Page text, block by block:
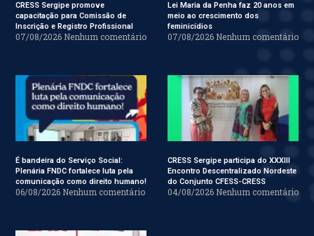
CRESS Sergipe promove
capacitação para Comissão de
Inscrição e Registro Profissional
07/08/2026 Nenhum comentário
Lei Maria da Penha faz 20 anos em
meio ao crescimento dos
feminicídios
07/08/2026 Nenhum comentário
É bandeira do Serviço Social:
Plenária FNDC fortalece luta pela
comunicação como direito humano!
06/08/2026 Nenhum comentário
CRESS Sergipe participa do XXXIII
Encontro Descentralizado Nordeste
do Conjunto CFESS-CRESS
04/08/2026 Nenhum comentário